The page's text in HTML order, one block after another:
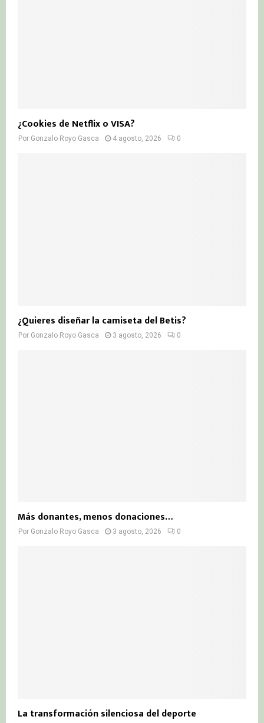
¿Cookies de Netflix o VISA?
Por Gonzalo Royo Gasca 4 agosto, 2026 0
¿Quieres diseñar la camiseta del Betis?
Por Gonzalo Royo Gasca 3 agosto, 2026 0
Más donantes, menos donaciones…
Por Gonzalo Royo Gasca 3 agosto, 2026 0
La transformación silenciosa del deporte